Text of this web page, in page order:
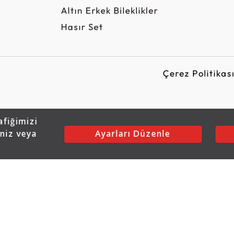
veya
Ayarları Düzenle
Altın Erkek Bileklikler
Hasır Set
Çerez Politikası
Pırlanta - Bu sitenin tüm hakları saklıdır.